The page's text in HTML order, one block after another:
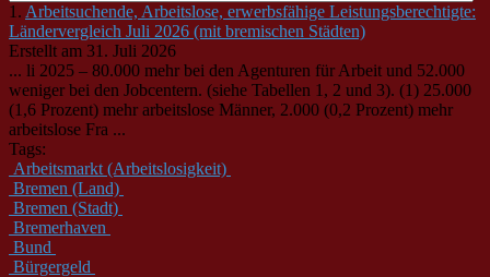
1. Arbeitsuchende, Arbeitslose, erwerbsfähige Leistungsberechtigte:
Ländervergleich Juli 2026 (mit bremischen Städten)
Erstellt am 31. Juli 2026
... li 2025 – 80.000 mehr bei den Agenturen für Arbeit und 52.000
weniger bei den Jobcentern. (siehe Tabellen 1, 2 und 3). (1) 25.000
(1,6 Prozent) mehr arbeitslose Männer, 2.000 (0,2 Prozent) mehr
arbeitslose Fra ...
Tags:
Arbeitsmarkt (Arbeitslosigkeit)
Bremen (Land)
Bremen (Stadt)
Bremerhaven
Bund
Bürgergeld